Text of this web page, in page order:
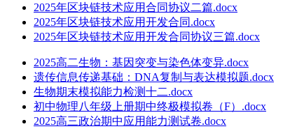
2025年区块链技术应用合同协议二篇.docx
2025年区块链技术应用开发合同.docx
2025年区块链技术应用开发合同协议三篇.docx
2025高二生物：基因突变与染色体变异.docx
遗传信息传递基础：DNA复制与表达模拟题.docx
生物期末模拟能力检测十二.docx
初中物理八年级上册期中终极模拟卷（F）.docx
2025高三政治期中应用能力测试卷.docx